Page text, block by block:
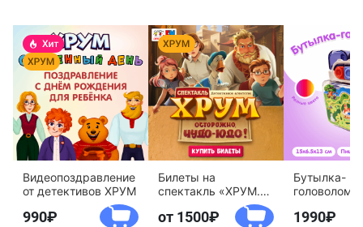
Видеопоздравление
от детективов ХРУМ
990
Билеты на
спектакль «ХРУМ.
Осторожно, Чудо-
Юдо!»
от 1500
Бутылка-
агентство
1990